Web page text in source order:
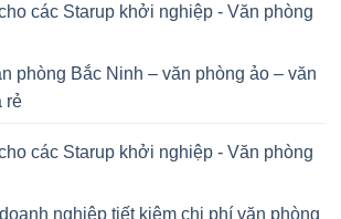
các Starup khởi nghiệp - Văn phòng
phòng Bắc Ninh – văn phòng ảo – văn
rẻ
các Starup khởi nghiệp - Văn phòng
nghiệp tiết kiệm chi phí văn phòng